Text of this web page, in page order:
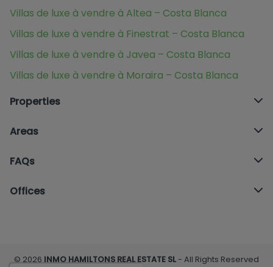
Villas de luxe à vendre à Altea – Costa Blanca
Villas de luxe à vendre à Finestrat – Costa Blanca
Villas de luxe à vendre à Javea – Costa Blanca
Villas de luxe à vendre à Moraira – Costa Blanca
Properties
Areas
FAQs
Offices
© 2026 INMO HAMILTONS REAL ESTATE SL - All Rights Reserved